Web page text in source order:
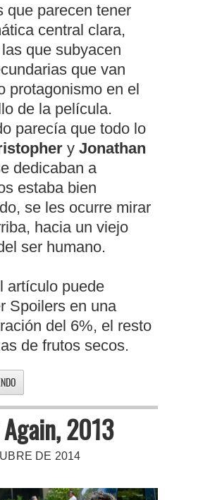
que parecen tener
central clara,
que subyacen
que van
protagonismo en el
de la película.
parecía que todo lo
y Jonathan
dedicaban a
estaba bien
se les ocurre mirar
hacia un viejo
ser humano.
artículo puede
Spoilers en una
del 6%, el resto
de frutos secos.
2013
DE 2014